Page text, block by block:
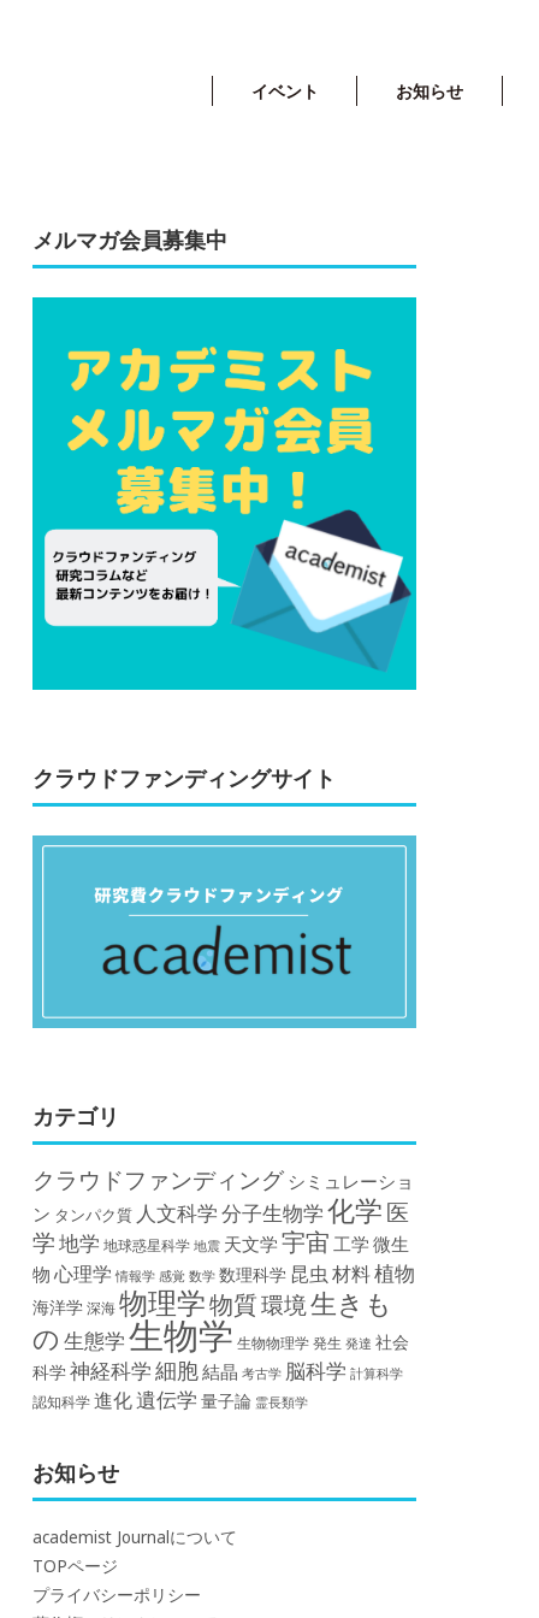
イベント お知らせ
メルマガ会員募集中
クラウドファンディングサイト
カテゴリ
クラウドファンディングシミュレーショ
ン タンパク質 人文科学分子生物学化学医
学地学 地球惑星科学 地震 天文学 宇宙 工学 微生
物 心理学 情報学 感覚 数学 数理科学 昆虫材料植物
海洋学深海物理学物質環境生きも
の 生態学生物学 生物物理学発生 発達 社会
科学神経科学細胞結晶 考古学 脳科学 計算科学
認知科学進化遺伝学 量子論 霊長類学
お知らせ
academist Journalについて
TOPページ
プライバシーポリシー